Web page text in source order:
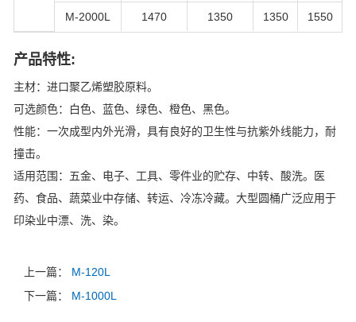
M-2000L 1470 1350 1350 1550
产品特性:
主材：进口聚乙烯塑胶原料。
可选颜色：白色、蓝色、绿色、橙色、黑色。
性能：一次成型内外光滑，具有良好的卫生性与抗紫外线能力，耐
撞击。
适用范围：五金、电子、工具、零件业的贮存、中转、酸洗。医
药、食品、蔬菜业中存储、转运、冷冻冷藏。大型圆桶广泛应用于
印染业中漂、洗、染。
上一篇：
M-120L
下一篇：
M-1000L